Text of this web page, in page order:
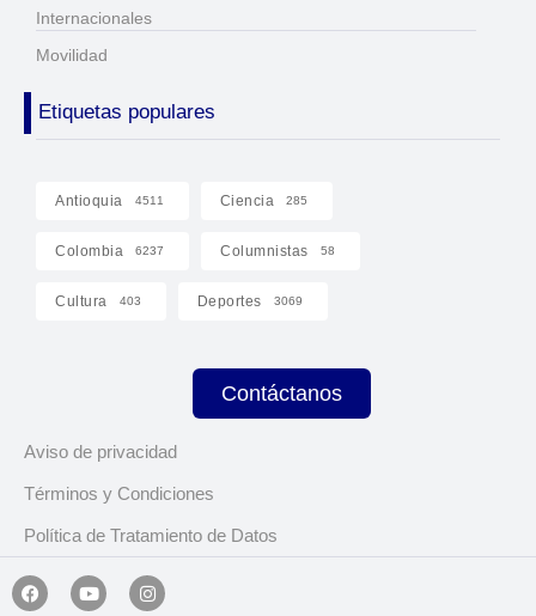
Internacionales
Movilidad
Etiquetas populares
Antioquia 4511 Ciencia 285
Colombia 6237 Columnistas 58
Cultura 403 Deportes 3069
Contáctanos
Aviso de privacidad
Términos y Condiciones
Política de Tratamiento de Datos